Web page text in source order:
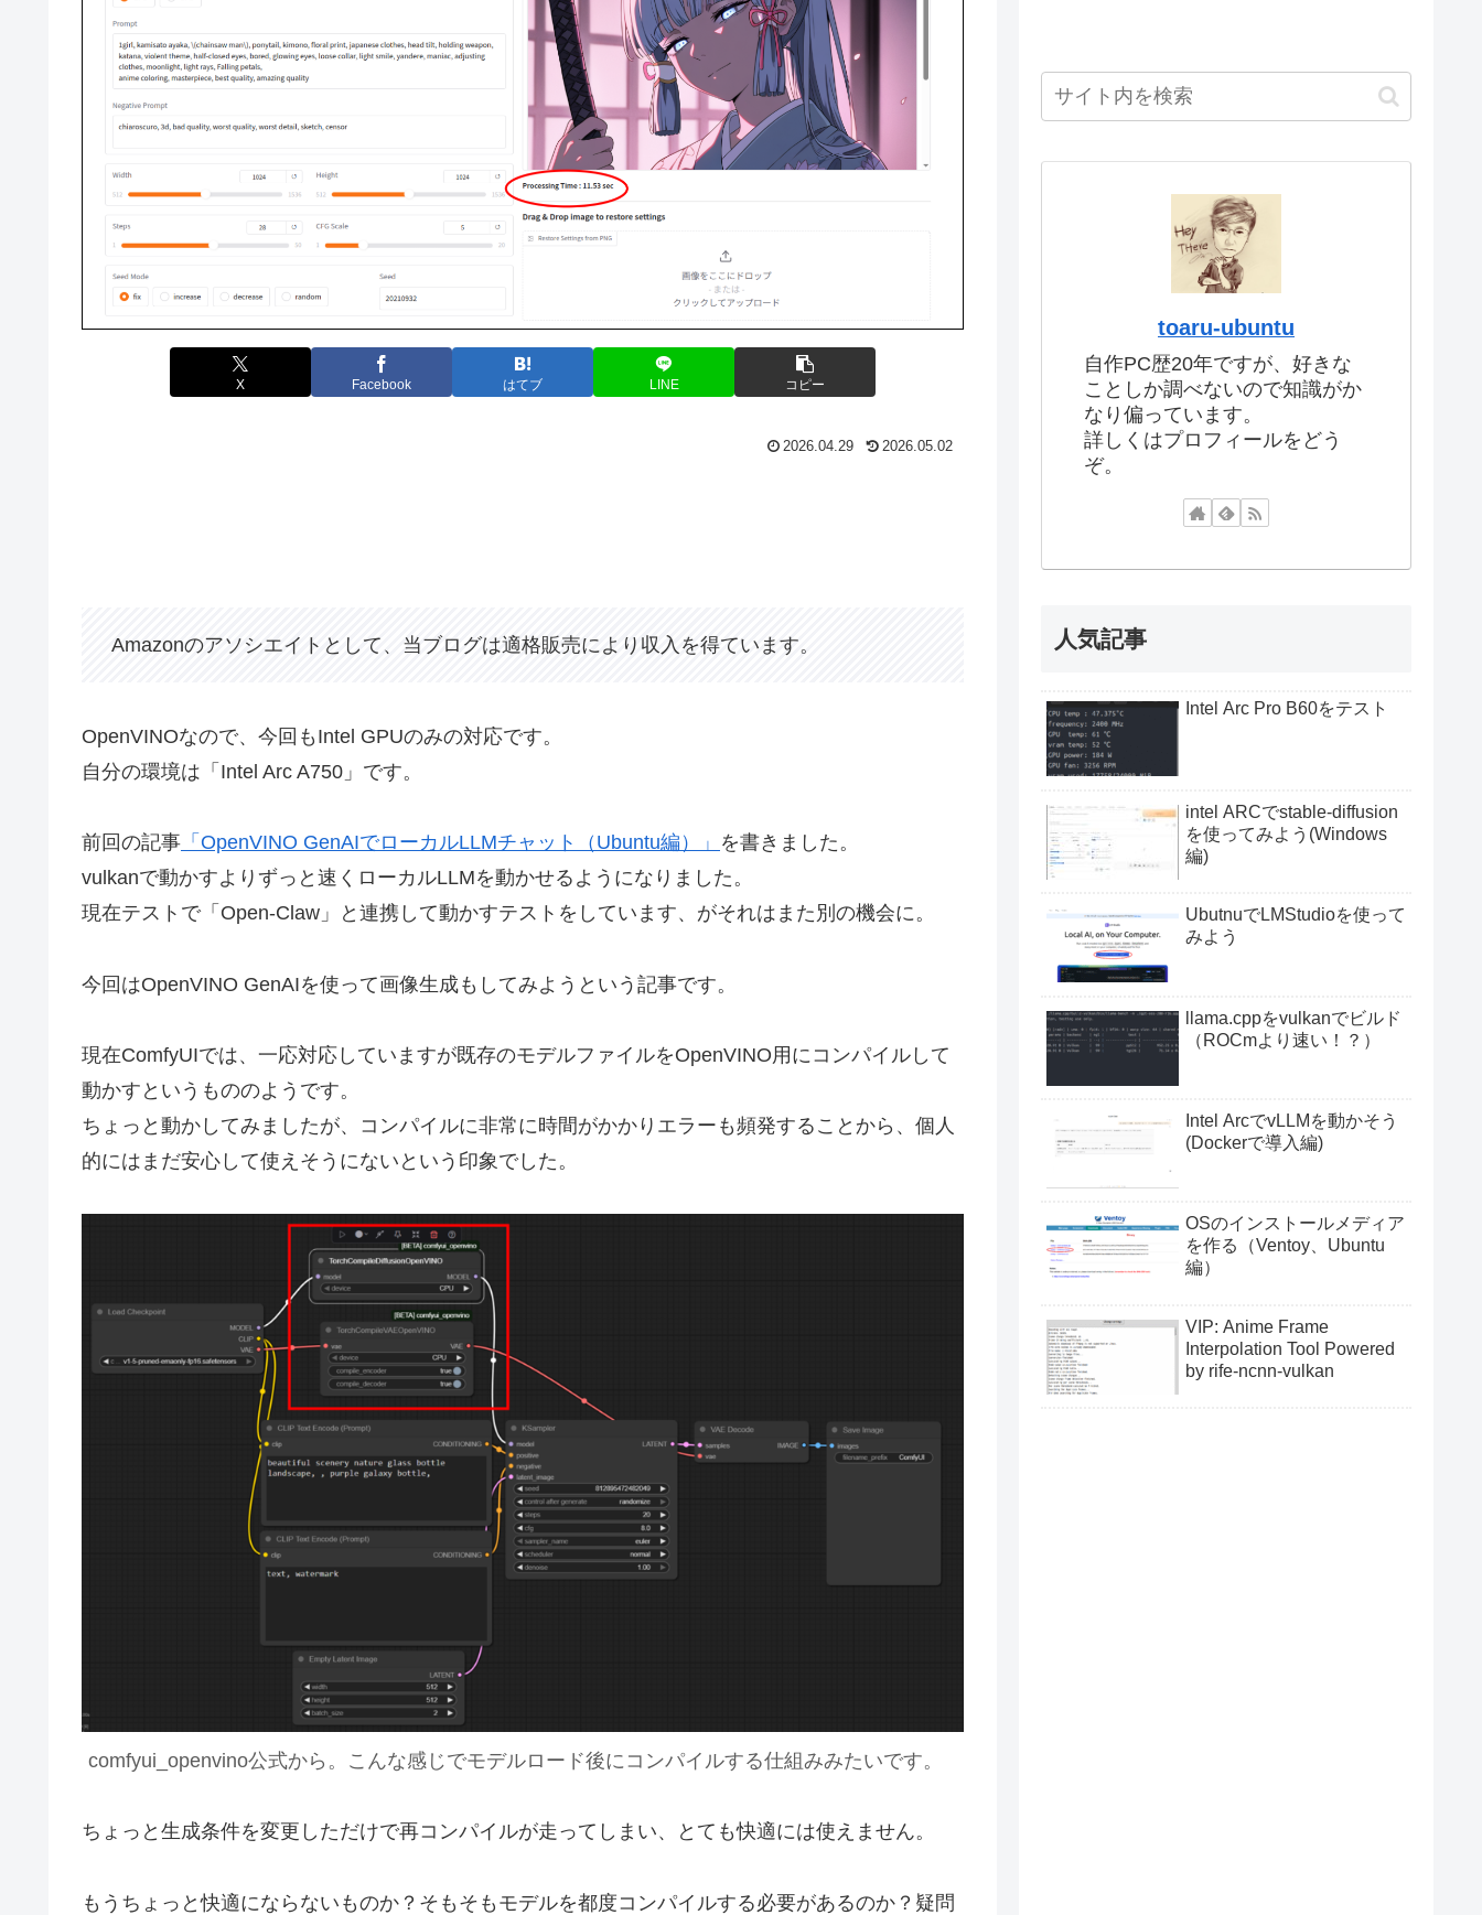
X Facebook はてブ LINE コピー
2026.04.29 2026.05.02
Amazonのアソシエイトとして、当ブログは適格販売により収入を得ています。
OpenVINOなので、今回もIntel GPUのみの対応です。
自分の環境は「Intel Arc A750」です。
前回の記事 「OpenVINO GenAIでローカルLLMチャット（Ubuntu編）」 を書きました。
vulkanで動かすよりずっと速くローカルLLMを動かせるようになりました。
現在テストで「Open-Claw」と連携して動かすテストをしています、がそれはまた別の機会に。
今回はOpenVINO GenAIを使って画像生成もしてみようという記事です。
現在ComfyUIでは、一応対応していますが既存のモデルファイルをOpenVINO用にコンパイルして
動かすというもののようです。
ちょっと動かしてみましたが、コンパイルに非常に時間がかかりエラーも頻発することから、個人
的にはまだ安心して使えそうにないという印象でした。
comfyui_openvino公式から。こんな感じでモデルロード後にコンパイルする仕組みみたいです。
ちょっと生成条件を変更しただけで再コンパイルが走ってしまい、とても快適には使えません。
もうちょっと快適にならないものか？そもそもモデルを都度コンパイルする必要があるのか？疑問
toaru-ubuntu
自作PC歴20年ですが、好きな
ことしか調べないので知識がか
なり偏っています。
詳しくはプロフィールをどう
ぞ。
人気記事
Intel Arc Pro B60をテスト
intel ARCでstable-diffusion
を使ってみよう(Windows
編)
UbutnuでLMStudioを使って
みよう
llama.cppをvulkanでビルド
（ROCmより速い！？）
Intel ArcでvLLMを動かそう
(Dockerで導入編)
OSのインストールメディア
を作る（Ventoy、Ubuntu
編）
VIP: Anime Frame
Interpolation Tool Powered
by rife-ncnn-vulkan